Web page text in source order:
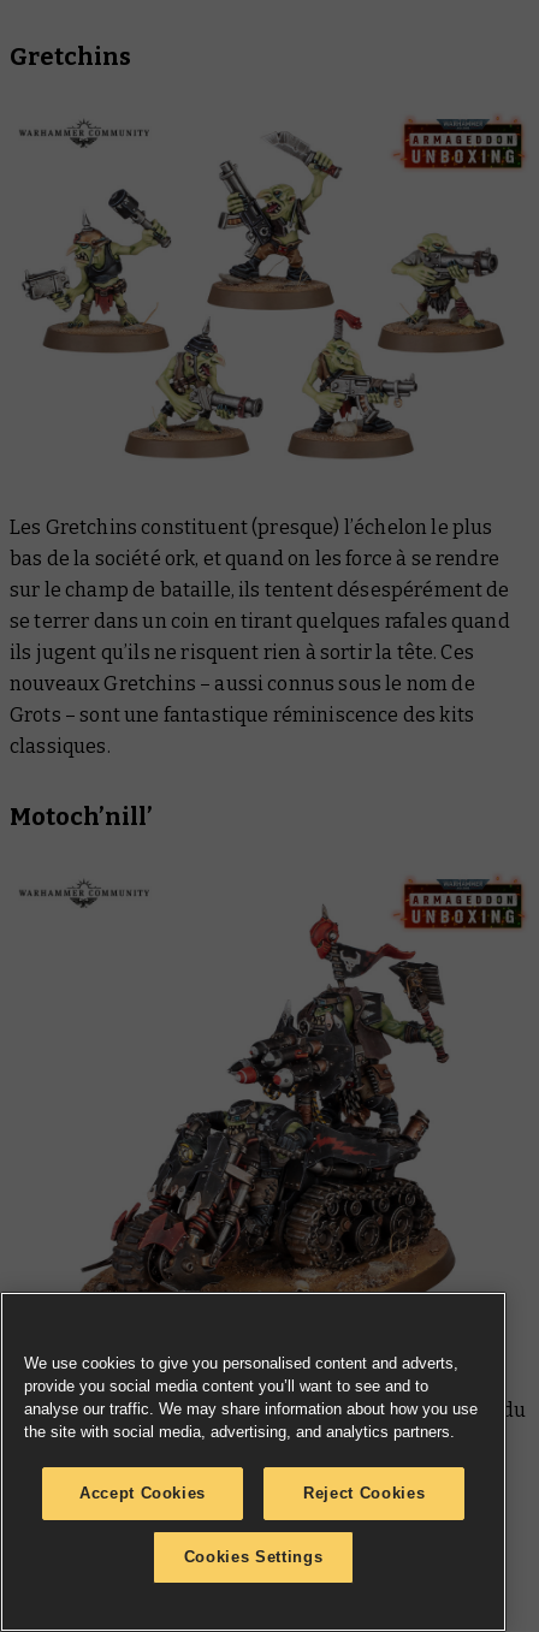
Gretchins
Les Gretchins constituent (presque) l’échelon le plus
bas de la société ork, et quand on les force à se rendre
sur le champ de bataille, ils tentent désespérément de
se terrer dans un coin en tirant quelques rafales quand
ils jugent qu’ils ne risquent rien à sortir la tête. Ces
nouveaux Gretchins – aussi connus sous le nom de
Grots – sont une fantastique réminiscence des kits
classiques.
Motoch’nill’
La Motoch’nill’ est une version remise au goût du jour du
kit classique bien aimé. Bien que capricieux et
brinquebalants, ces véhicules offrent un appui feu
bienvenu aux grandes hordes vertes à l’aide de leurs
puissants lance-rokettes, et leur vitesse fait qu’ils
peuvent amener ces rokettes où bon leur semble.
We use cookies to give you personalised content and adverts,
provide you social media content you’ll want to see and to
analyse our traffic. We may share information about how you use
the site with social media, advertising, and analytics partners.
Accept Cookies Reject Cookies
Cookies Settings